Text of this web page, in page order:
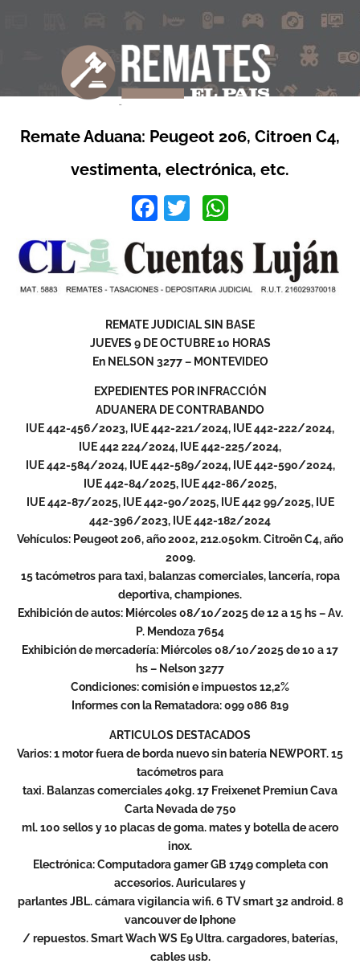
Remate Aduana: Peugeot 206, Citroen C4,
vestimenta, electrónica, etc.
Facebook
Twitter
REMATE JUDICIAL SIN BASE
JUEVES 9 DE OCTUBRE 10 HORAS
En NELSON 3277 – MONTEVIDEO
EXPEDIENTES POR INFRACCIÓN
ADUANERA DE CONTRABANDO
IUE 442-456/2023, IUE 442-221/2024, IUE 442-222/2024,
IUE 442 224/2024, IUE 442-225/2024,
IUE 442-584/2024, IUE 442-589/2024, IUE 442-590/2024,
IUE 442-84/2025, IUE 442-86/2025,
IUE 442-87/2025, IUE 442-90/2025, IUE 442 99/2025, IUE
442-396/2023, IUE 442-182/2024
Vehículos: Peugeot 206, año 2002, 212.050km. Citroën C4, año
2009.
15 tacómetros para taxi, balanzas comerciales, lancería, ropa
deportiva, championes.
Exhibición de autos: Miércoles 08/10/2025 de 12 a 15 hs – Av.
P. Mendoza 7654
Exhibición de mercadería: Miércoles 08/10/2025 de 10 a 17
hs – Nelson 3277
Condiciones: comisión e impuestos 12,2%
Informes con la Rematadora: 099 086 819
ARTICULOS DESTACADOS
Varios: 1 motor fuera de borda nuevo sin batería NEWPORT. 15
tacómetros para
taxi. Balanzas comerciales 40kg. 17 Freixenet Premiun Cava
Carta Nevada de 750
ml. 100 sellos y 10 placas de goma. mates y botella de acero
inox.
Electrónica: Computadora gamer GB 1749 completa con
accesorios. Auriculares y
parlantes JBL. cámara vigilancia wifi. 6 TV smart 32 android. 8
vancouver de Iphone
/ repuestos. Smart Wach WS E9 Ultra. cargadores, baterías,
cables usb.